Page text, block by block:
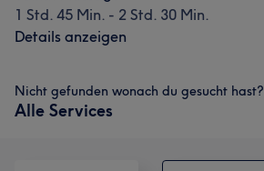
1 Std. 45 Min. - 2 Std. 30 Min.
Details anzeigen
Nicht gefunden wonach du gesucht hast?
Alle Services